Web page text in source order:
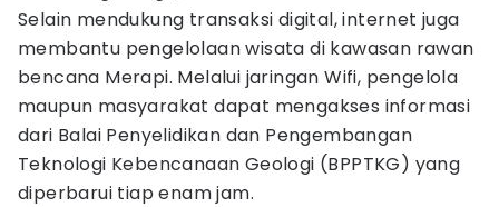
Selain mendukung transaksi digital, internet juga
membantu pengelolaan wisata di kawasan rawan
bencana Merapi. Melalui jaringan Wifi, pengelola
maupun masyarakat dapat mengakses informasi
dari Balai Penyelidikan dan Pengembangan
Teknologi Kebencanaan Geologi (BPPTKG) yang
diperbarui tiap enam jam.